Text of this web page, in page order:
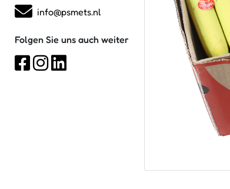
info@psmets.nl
Folgen Sie uns auch weiter